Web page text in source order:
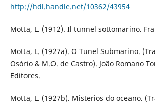
http://hdl.handle.net/10362/43954
Motta, L. (1912). Il tunnel sottomarino.
Motta, L. (1927a). O Tunel Submarino.
Osório & M.O. de Castro). João Romano
Editores.
Motta, L. (1927b). Misterios do oceano.